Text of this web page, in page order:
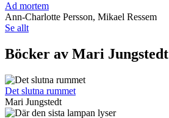
Ad mortem
Ann-Charlotte Persson, Mikael Ressem
Se allt
Böcker av Mari Jungstedt
Det slutna rummet
Mari Jungstedt